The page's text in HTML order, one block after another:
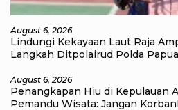
August 6, 2026
Lindungi Kekayaan Laut Raja
Langkah Ditpolairud Polda
August 6, 2026
Penangkapan Hiu di Kepulauan
Pemandu Wisata: Jangan